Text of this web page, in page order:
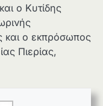
ο Κυτίδης
και ο εκπρόσωπος
Πιερίας,